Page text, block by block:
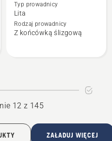
Prowadnica
mały
Typ prowadnicy
Lita
Rodzaj prowadnicy
Z końcówką ślizgową
12 z 145
ZAŁADUJ WIĘCEJ